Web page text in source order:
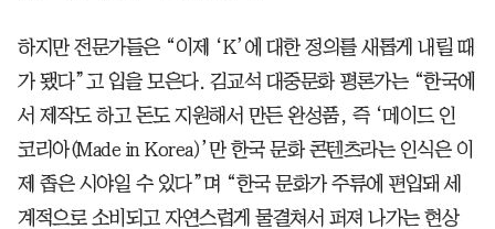
하지만 전문가들은 “이제 ‘K’에 대한 정의를 새롭게 내릴 때
가 됐다”고 입을 모은다. 김교석 대중문화 평론가는 “한국에
서 제작도 하고 돈도 지원해서 만든 완성품, 즉 ‘메이드 인
코리아(Made in Korea)’만 한국 문화 콘텐츠라는 인식은 이
제 좁은 시야일 수 있다”며 “한국 문화가 주류에 편입돼 세
계적으로 소비되고 자연스럽게 물결쳐서 퍼져 나가는 현상